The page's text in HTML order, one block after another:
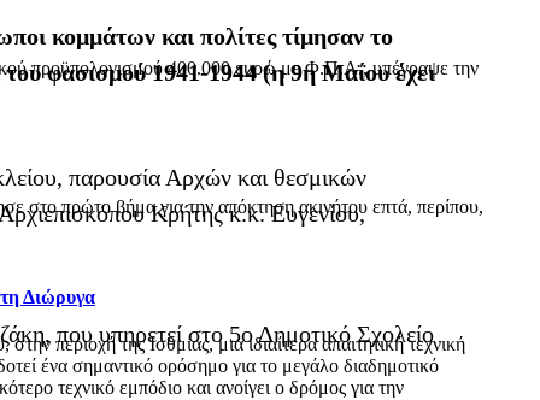
προϋπολογισμού 400.000 ευρώ με Φ.Π.Α., υπέγραψε την
στο πρώτο βήμα για την απόκτηση ακινήτου επτά, περίπου,
Διώρυγα
περιοχή της Ισθμίας, μια ιδιαίτερα απαιτητική τεχνική
ένα σημαντικό ορόσημο για το μεγάλο διαδημοτικό
τεχνικό εμπόδιο και ανοίγει ο δρόμος για την
κομμάτων και πολίτες τίμησαν το
φασισμού 1941-1944 (η 9η Μαΐου έχει
παρουσία Αρχών και θεσμικών
Κρήτης κ.κ. Ευγενίου,
που υπηρετεί στο 5ο Δημοτικό Σχολείο